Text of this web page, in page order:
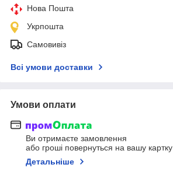
Нова Пошта
Укрпошта
Самовивіз
Всі умови доставки
Умови оплати
Ви отримаєте замовлення
або гроші повернуться на вашу картку
Детальніше